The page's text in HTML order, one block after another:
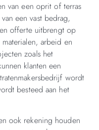
van een oprit of terras
een vast bedrag,
offerte uitbrengt op
arbeid en
zoals het
klanten een
wordt
besteed aan het
ook rekening houden